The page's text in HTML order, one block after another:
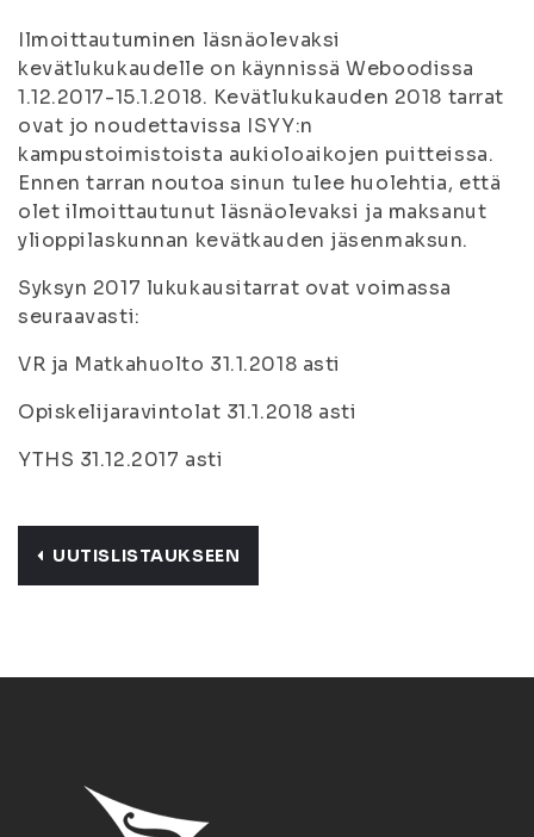
Ilmoittautuminen läsnäolevaksi
kevätlukukaudelle on käynnissä Weboodissa
1.12.2017-15.1.2018. Kevätlukukauden 2018 tarrat
ovat jo noudettavissa ISYY:n
kampustoimistoista aukioloaikojen puitteissa.
Ennen tarran noutoa sinun tulee huolehtia, että
olet ilmoittautunut läsnäolevaksi ja maksanut
ylioppilaskunnan kevätkauden jäsenmaksun.
Syksyn 2017 lukukausitarrat ovat voimassa
seuraavasti:
VR ja Matkahuolto 31.1.2018 asti
Opiskelijaravintolat 31.1.2018 asti
YTHS 31.12.2017 asti
UUTISLISTAUKSEEN